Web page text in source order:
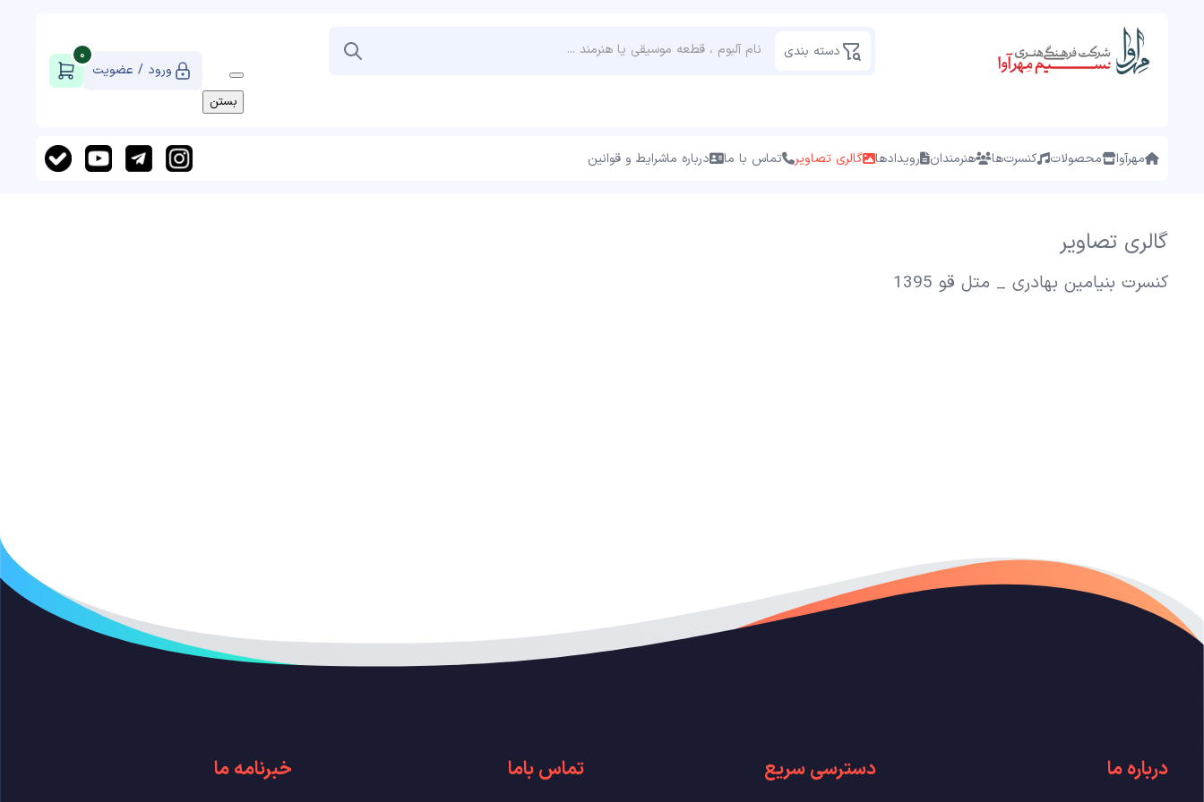
دسته بندی
بستن
ورود / عضویت
0
مهرآوا محصولات کنسرت‌ها هنرمندان رویدادها گالری تصاویر تماس با ما درباره ماشرایط و قوانین
گالری تصاویر
کنسرت بنیامین بهادری _ متل قو 1395
درباره ما دسترسی سریع تماس باما خبرنامه ما